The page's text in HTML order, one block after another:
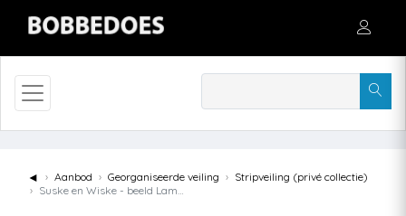
◄ Aanbod Georganiseerde veiling
Stripveiling (privé collectie)
Suske en Wiske - beeld Lambik reiskoffer - De bezetten bezitter - 750 ex - 2013